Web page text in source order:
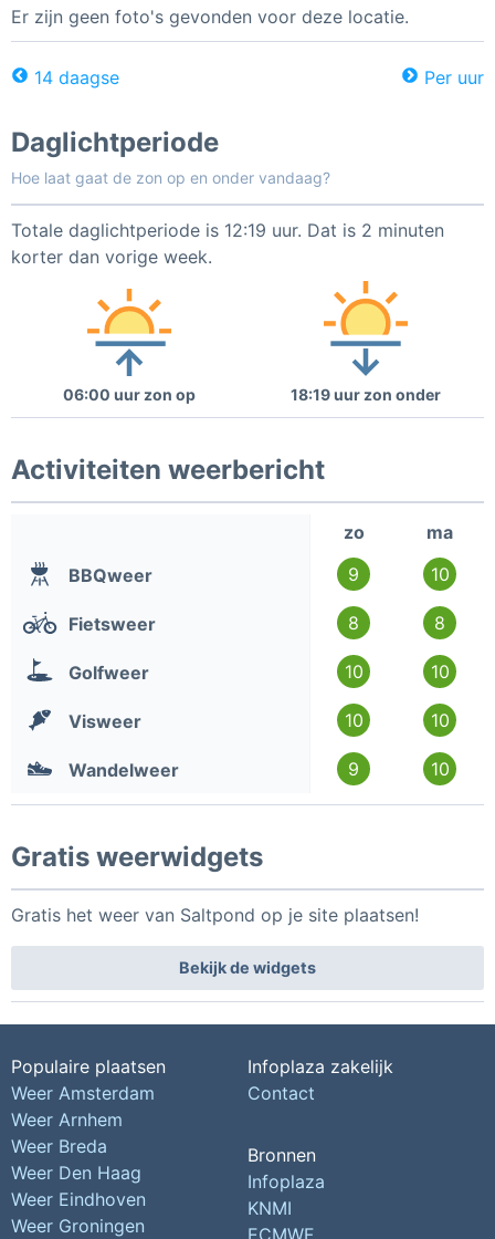
Er zijn geen foto's gevonden voor deze locatie.
14 daagse Per uur
Daglichtperiode
Hoe laat gaat de zon op en onder vandaag?
Totale daglichtperiode is 12:19 uur. Dat is 2 minuten
korter dan vorige week.
06:00 uur zon op 18:19 uur zon onder
Activiteiten weerbericht
zo
ma
BBQweer
9 10
Fietsweer 8 8
Golfweer 10 10
Visweer 10 10
Wandelweer 9 10
Gratis weerwidgets
Gratis het weer van Saltpond op je site plaatsen!
Bekijk de widgets
Populaire plaatsen
Weer Amsterdam
Weer Arnhem
Weer Breda
Weer Den Haag
Weer Eindhoven
Weer Groningen
Infoplaza zakelijk
Contact
Bronnen
Infoplaza
KNMI